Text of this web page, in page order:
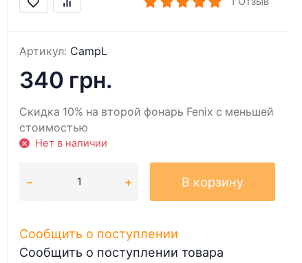
Артикул: CampL
340 грн.
Скидка 10% на второй фонарь Fenix с меньшей
стоимостью
Нет в наличии
В корзину
Сообщить о поступлении
Сообщить о поступлении товара